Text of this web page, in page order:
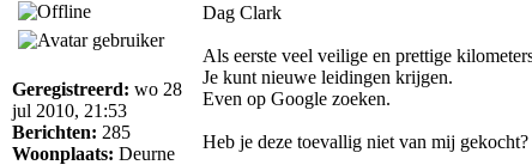
Geregistreerd: wo 28
jul 2010, 21:53
Berichten: 285
Woonplaats: Deurne
Dag Clark
Als eerste veel veilige en prettige
Je kunt nieuwe leidingen krijgen.
Even op Google zoeken.
Heb je deze toevallig niet van mij gekocht?